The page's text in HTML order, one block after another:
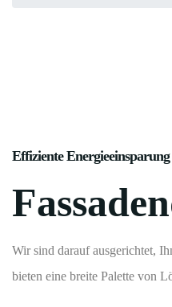
Effiziente
Wir sind darauf ausgerichtet,
bieten eine breite Palette von